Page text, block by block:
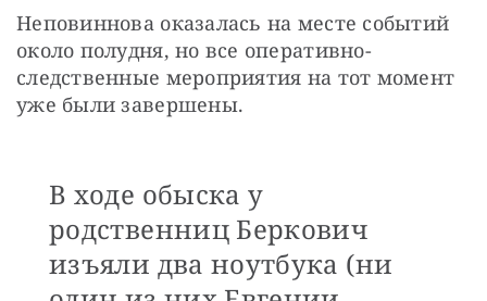
Неповиннова оказалась на месте событий
около полудня, но все оперативно-
следственные мероприятия на тот момент
уже были завершены.
В ходе обыска у
родственниц Беркович
изъяли два ноутбука (ни